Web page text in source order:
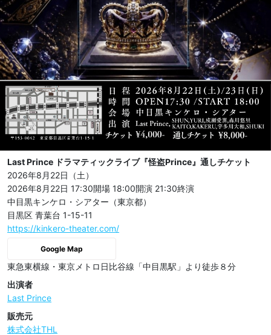
Last Prince ドラマティックライブ『怪盗Prince』通しチケット
2026年8月22日（土）
2026年8月22日 17:30開場 18:00開演 21:30終演
中目黒キンケロ・シアター（東京都）
目黒区 青葉台 1-15-11
https://kinkero-theater.com/
Google Map
東急東横線・東京メトロ日比谷線「中目黒駅」より徒歩８分
出演者
Last Prince
販売元
株式会社THL